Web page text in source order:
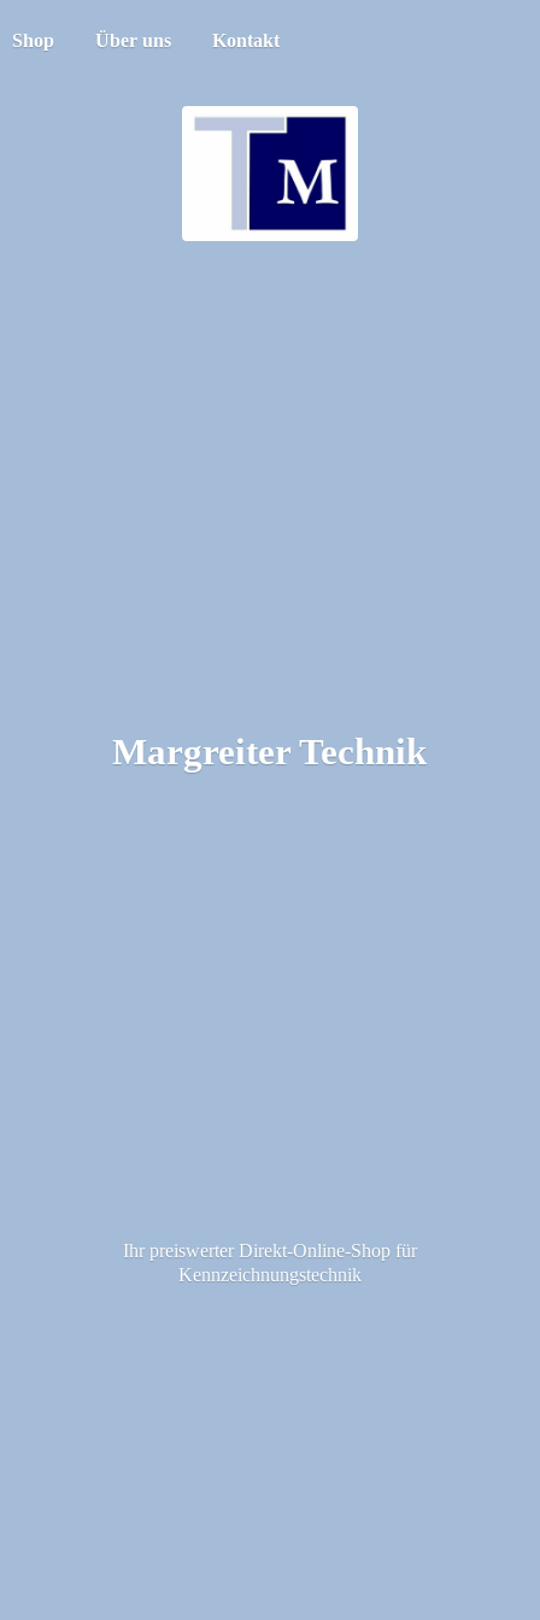
Shop Über uns Kontakt
Margreiter Technik
Ihr preiswerter Direkt-Online-Shop für
Kennzeichnungstechnik